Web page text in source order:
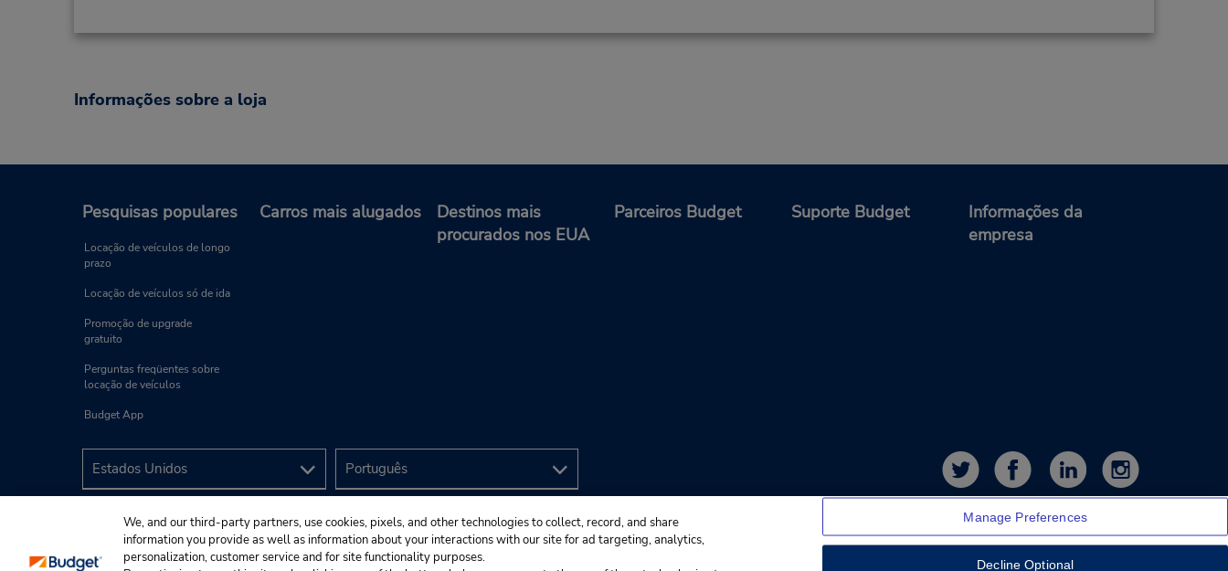
Informações sobre a loja
Pesquisas populares
Locação de veículos de longo
prazo
Locação de veículos só de ida
Promoção de upgrade
gratuito
Perguntas freqüentes sobre
locação de veículos
Budget App
Carros mais alugados
Destinos mais
procurados nos EUA
Parceiros Budget Suporte Budget
Informações da
empresa
We, and our third-party partners, use cookies, pixels, and other technologies to collect, record, and share
information you provide as well as information about your interactions with our site for ad targeting, analytics,
personalization, customer service and for site functionality purposes.
Manage Preferences
Decline Optional